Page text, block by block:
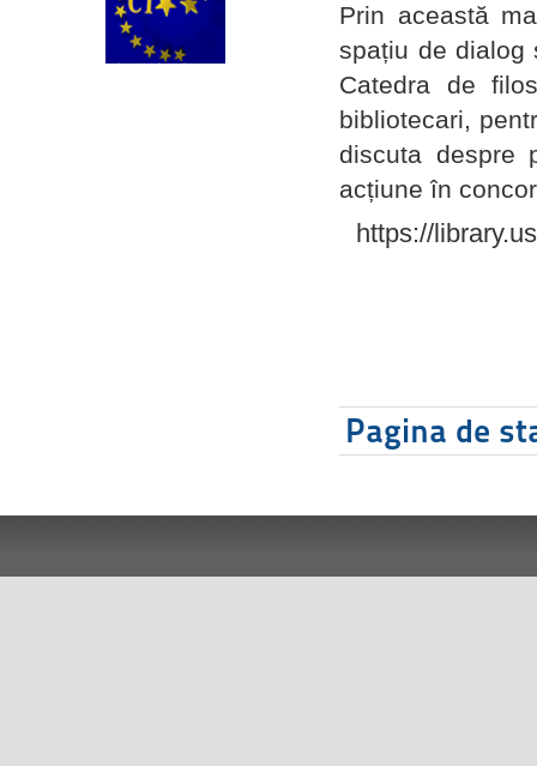
Prin această
spațiu de dialog
Catedra de
bibliotecari,
discuta despre
acțiune în
https://
Pagina de